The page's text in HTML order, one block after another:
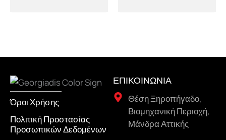
Όροι Χρήσης
Πολιτική Προστασίας
Προσωπικών Δεδομένων
ΕΠΙΚΟΙΝΩΝΙΑ
Θέση Ξηροπήγαδο,
Βιομηχανική Περιοχή,
Μάνδρα Αττικής